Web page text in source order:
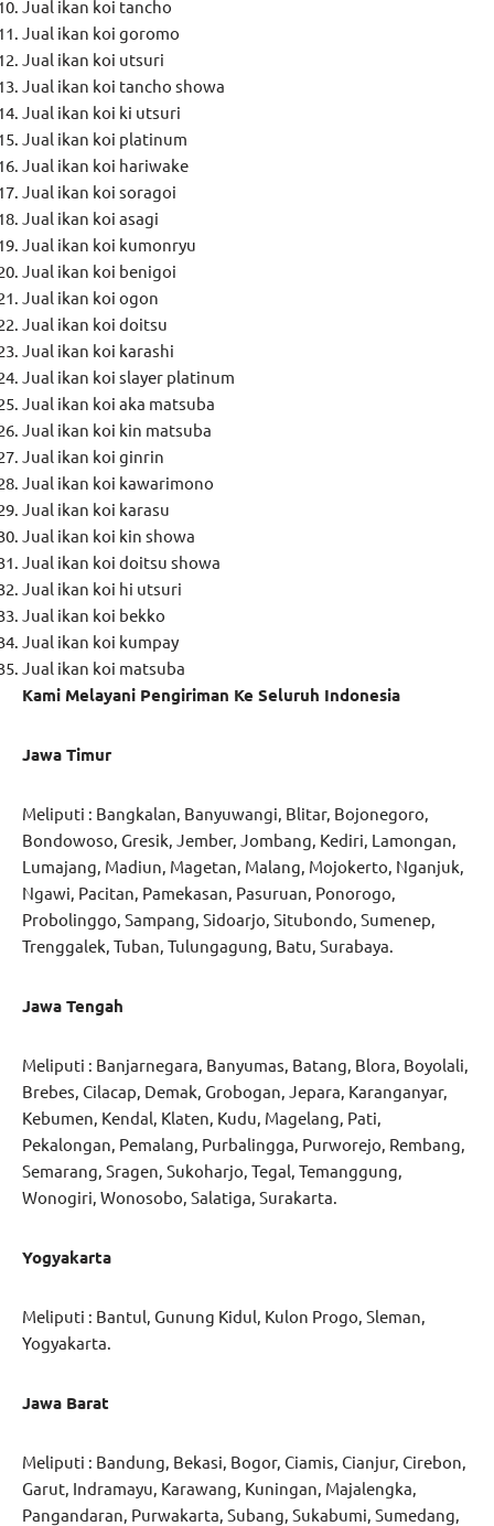
Jual ikan koi tancho
Jual ikan koi goromo
Jual ikan koi utsuri
Jual ikan koi tancho showa
Jual ikan koi ki utsuri
Jual ikan koi platinum
Jual ikan koi hariwake
Jual ikan koi soragoi
Jual ikan koi asagi
Jual ikan koi kumonryu
Jual ikan koi benigoi
Jual ikan koi ogon
Jual ikan koi doitsu
Jual ikan koi karashi
Jual ikan koi slayer platinum
Jual ikan koi aka matsuba
Jual ikan koi kin matsuba
Jual ikan koi ginrin
Jual ikan koi kawarimono
Jual ikan koi karasu
Jual ikan koi kin showa
Jual ikan koi doitsu showa
Jual ikan koi hi utsuri
Jual ikan koi bekko
Jual ikan koi kumpay
Jual ikan koi matsuba
Kami Melayani Pengiriman Ke Seluruh Indonesia
Jawa Timur
Meliputi : Bangkalan, Banyuwangi, Blitar, Bojonegoro,
Bondowoso, Gresik, Jember, Jombang, Kediri, Lamongan,
Lumajang, Madiun, Magetan, Malang, Mojokerto, Nganjuk,
Ngawi, Pacitan, Pamekasan, Pasuruan, Ponorogo,
Probolinggo, Sampang, Sidoarjo, Situbondo, Sumenep,
Trenggalek, Tuban, Tulungagung, Batu, Surabaya.
Jawa Tengah
Meliputi : Banjarnegara, Banyumas, Batang, Blora, Boyolali,
Brebes, Cilacap, Demak, Grobogan, Jepara, Karanganyar,
Kebumen, Kendal, Klaten, Kudu, Magelang, Pati,
Pekalongan, Pemalang, Purbalingga, Purworejo, Rembang,
Semarang, Sragen, Sukoharjo, Tegal, Temanggung,
Wonogiri, Wonosobo, Salatiga, Surakarta.
Yogyakarta
Meliputi : Bantul, Gunung Kidul, Kulon Progo, Sleman,
Yogyakarta.
Jawa Barat
Meliputi : Bandung, Bekasi, Bogor, Ciamis, Cianjur, Cirebon,
Garut, Indramayu, Karawang, Kuningan, Majalengka,
Pangandaran, Purwakarta, Subang, Sukabumi, Sumedang,